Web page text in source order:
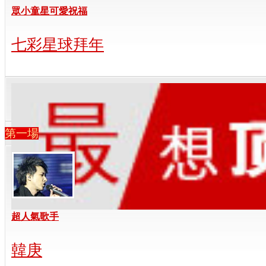
眾小童星可愛祝福
七彩星球拜年
第一場
超人氣歌手
韓庚